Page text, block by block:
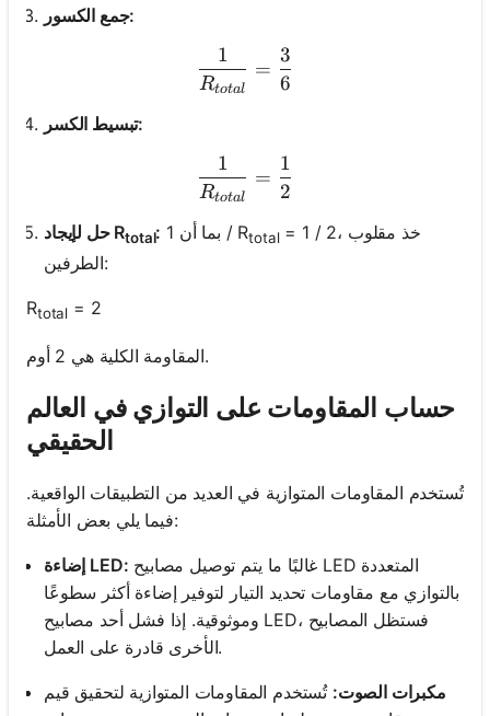
جمع الكسور:
\frac{1}{R_{total}} =
Rtotal
1
=
6
3
تبسيط الكسر:
\frac{1}{R_{total}} =
Rtotal
1
=
2
1
حل لإيجاد Rtotal: بما أن 1 / Rtotal= 1 / 2، خذ مقلوب
الطرفين:
Rtotal = 2
المقاومة الكلية هي 2 أوم.
حساب المقاومات على التوازي في العالم
الحقيقي
تُستخدم المقاومات المتوازية في العديد من التطبيقات الواقعية.
فيما يلي بعض الأمثلة:
إضاءة LED:
بالتوازي مع مقاومات تحديد التيار لتوفير إضاءة أكثر سطوعًا
وموثوقية. إذا فشل أحد مصابيح LED، فستظل المصابيح
الأخرى قادرة على العمل.
مكبرات الصوت: تُستخدم المقاومات المتوازية لتحقيق قيم